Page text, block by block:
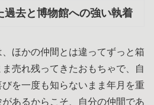
過去と博物館への強い執着
ほかの仲間とは違ってずっと箱
売れ残ってきたおもちゃで、自
を一度も知らないまま年月を重
あるからこそ、自分の仲間であ